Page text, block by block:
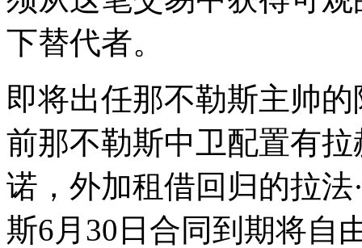
下替代者。
即将出任那不勒斯主帅
前那不勒斯中卫配置有
诺，外加租借回归的拉法
斯6月30日合同到期将自